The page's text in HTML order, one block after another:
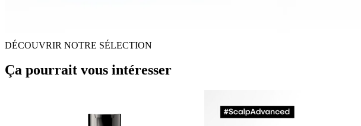
DÉCOUVRIR NOTRE SÉLECTION
Ça pourrait vous intéresser